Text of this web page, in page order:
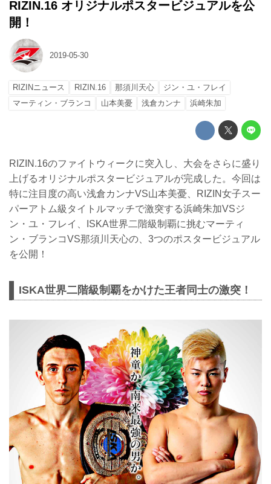
RIZIN.16 オリジナルポスタービジュアルを公
開！
2019-05-30
RIZINニュース RIZIN.16 那須川天心
ジン・ユ・フレイ
マーティン・ブランコ
山本美憂 浅倉カンナ 浜崎朱加
RIZIN.16のファイトウィークに突入し、大会をさらに盛り
上げるオリジナルポスタービジュアルが完成した。今回は
特に注目度の高い浅倉カンナVS山本美憂、RIZIN女子スー
パーアトム級タイトルマッチで激突する浜崎朱加VSジ
ン・ユ・フレイ、ISKA世界二階級制覇に挑むマーティ
ン・ブランコVS那須川天心の、3つのポスタービジュアル
を公開！
ISKA世界二階級制覇をかけた王者同士の激突！